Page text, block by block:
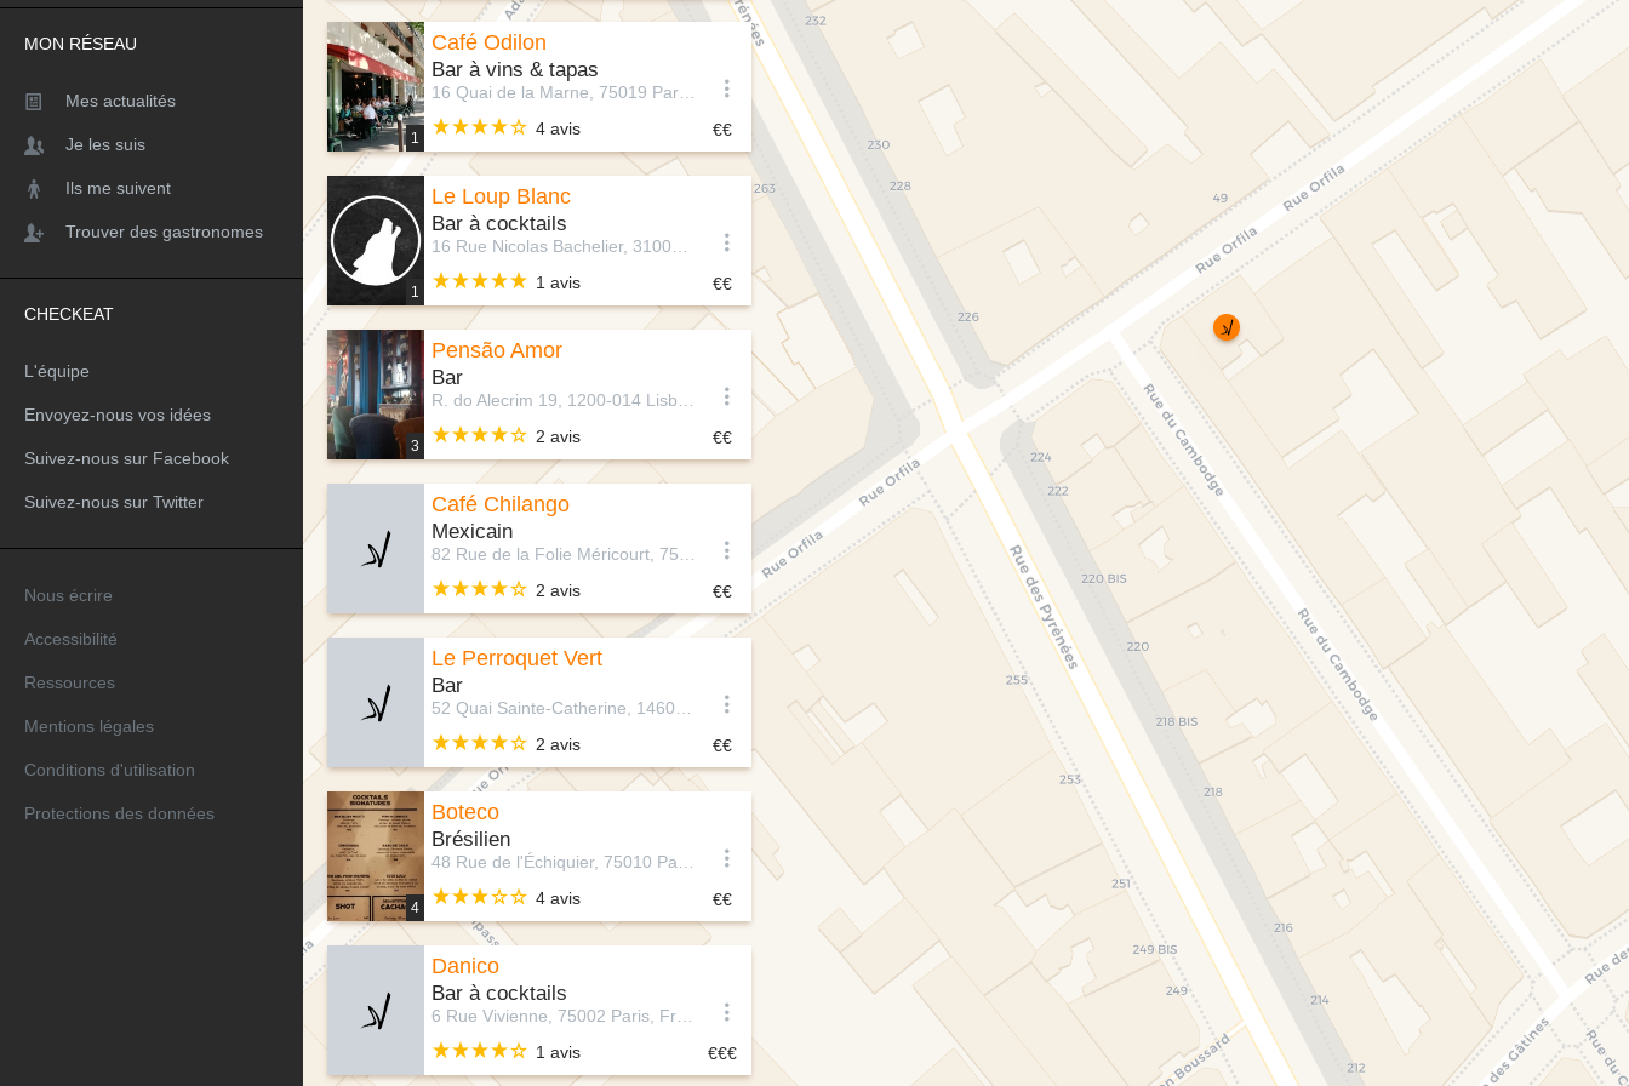
MON RÉSEAU
Mes actualités
Je les suis
Ils me suivent
Trouver des gastronomes
CHECKEAT
L'équipe
Envoyez-nous vos idées
Suivez-nous sur Facebook
Suivez-nous sur Twitter
Nous écrire
Accessibilité
Ressources
Mentions légales
Conditions d'utilisation
Protections des données
1
Café Odilon
Bar à vins & tapas
4 avis
1
Le Loup Blanc
Bar à cocktails
1 avis
3
Pensão Amor
Bar
2 avis
Café Chilango
Mexicain
2 avis
Le Perroquet Vert
Bar
2 avis
4
Boteco
Brésilien
4 avis
Danico
Bar à cocktails
1 avis